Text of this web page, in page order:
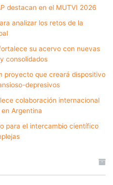
destacan en el MUTVI 2026
analizar los retos de la
su acervo con nuevas
consolidados
proyecto que creará dispositivo
depresivos
colaboración internacional
Argentina
para el intercambio científico